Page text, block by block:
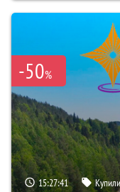
-50%
15:27:40